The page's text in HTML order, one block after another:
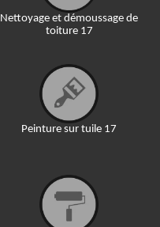
Nettoyage et démoussage de
toiture 17
Peinture sur tuile 17